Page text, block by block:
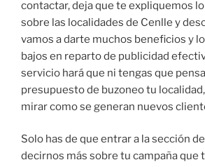
contactar, deja que te expliquemos
sobre las localidades de Cenlle y
vamos a darte muchos beneficios y
bajos en reparto de publicidad
servicio hará que ni tengas que
presupuesto de buzoneo tu
mirar como se generan nuevos
Solo has de que entrar a la sección
decirnos más sobre tu campaña que